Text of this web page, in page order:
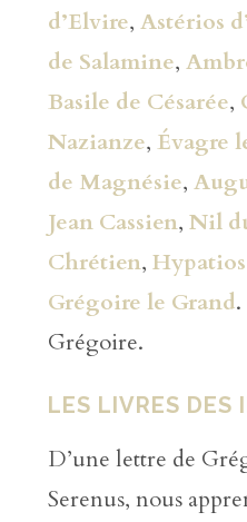
d’Elvire, Astérios
de Salamine,
Basile de Césarée,
Nazianze, Évagre
de Magnésie,
Jean Cassien, Nil
Chrétien, Hypatios
Grégoire le Grand.
Grégoire.
LES LIVRES DES
D’une lettre de
Serenus, nous